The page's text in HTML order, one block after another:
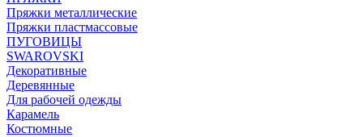
Пряжки металлические
Пряжки пластмассовые
ПУГОВИЦЫ
SWAROVSKI
Декоративные
Деревянные
Для рабочей одежды
Карамель
Костюмные